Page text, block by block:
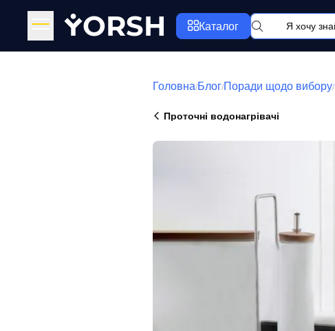
YORSH Каталог
Головна/Блог/Поради щодо вибору/
Проточні водонагрівачі